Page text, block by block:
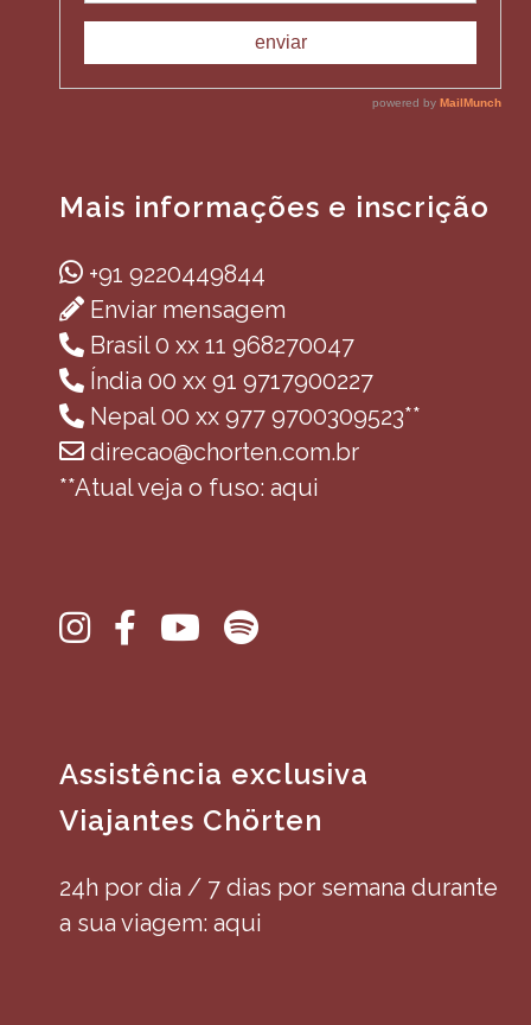
Mais informações e inscrição
+91 9220449844
Enviar mensagem
Brasil 0 xx 11 968270047
Índia 00 xx 91 9717900227
Nepal 00 xx 977 9700309523**
direcao@chorten.com.br
**Atual veja o fuso: aqui
Assistência exclusiva
Viajantes Chörten
24h por dia / 7 dias por semana durante
a sua viagem: aqui